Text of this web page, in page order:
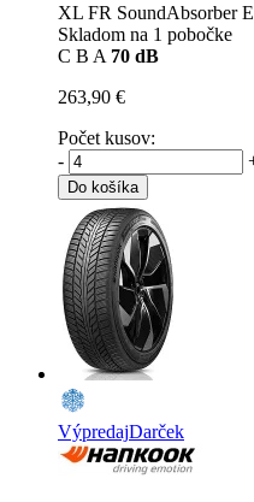
XL FR SoundAbsorber
Skladom na 1 pobočke
C B A 70 dB
263,90 €
Počet kusov:
-
Do košíka
VýpredajDarček